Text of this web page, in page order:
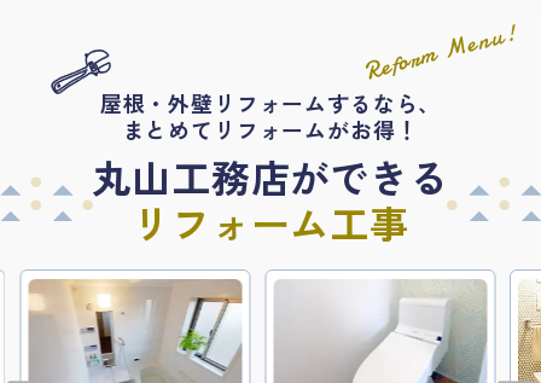
Reform Menu!
屋根・外壁リフォームするなら、
まとめてリフォームがお得！
丸山工務店ができる
リフォーム工事